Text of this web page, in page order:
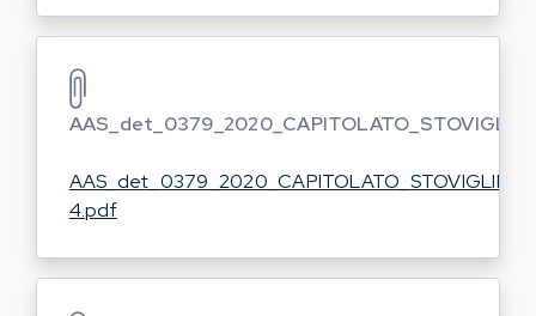
AAS_det_0379_2020_CAPITOLATO_STOVIGLIE
AAS_det_0379_2020_CAPITOLATO_STOVIGLIE-
4.pdf